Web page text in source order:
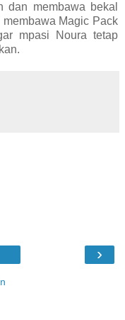
dan membawa bekal
Magic Pack
mpasi Noura tetap
›